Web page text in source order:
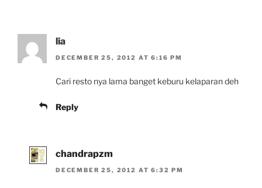
lia
DECEMBER 25, 2012 AT 6:16 PM
Cari resto nya lama banget keburu kelaparan deh
Reply
chandrapzm
DECEMBER 25, 2012 AT 6:32 PM